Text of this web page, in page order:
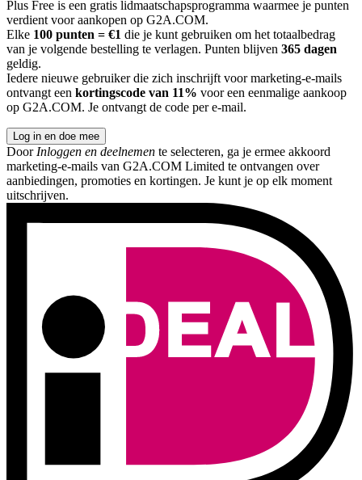
Plus Free is een gratis lidmaatschapsprogramma waarmee je punten
verdient voor aankopen op G2A.COM.
Elke 100 punten = €1 die je kunt gebruiken om het totaalbedrag
van je volgende bestelling te verlagen. Punten blijven 365 dagen
geldig.
Iedere nieuwe gebruiker die zich inschrijft voor marketing-e-mails
ontvangt een kortingscode van 11% voor een eenmalige aankoop
op G2A.COM. Je ontvangt de code per e-mail.
Log in en doe mee
Door Inloggen en deelnemen te selecteren, ga je ermee akkoord
marketing-e-mails van G2A.COM Limited te ontvangen over
aanbiedingen, promoties en kortingen. Je kunt je op elk moment
uitschrijven.